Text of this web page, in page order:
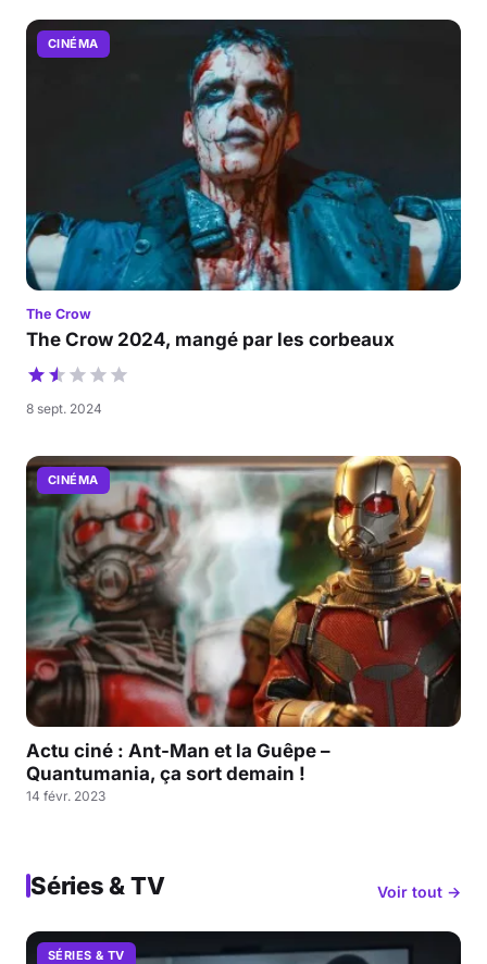
CINÉMA
The Crow
The Crow 2024, mangé par les corbeaux
8 sept. 2024
CINÉMA
Actu ciné : Ant-Man et la Guêpe –
Quantumania, ça sort demain !
14 févr. 2023
Séries & TV Voir tout →
SÉRIES & TV